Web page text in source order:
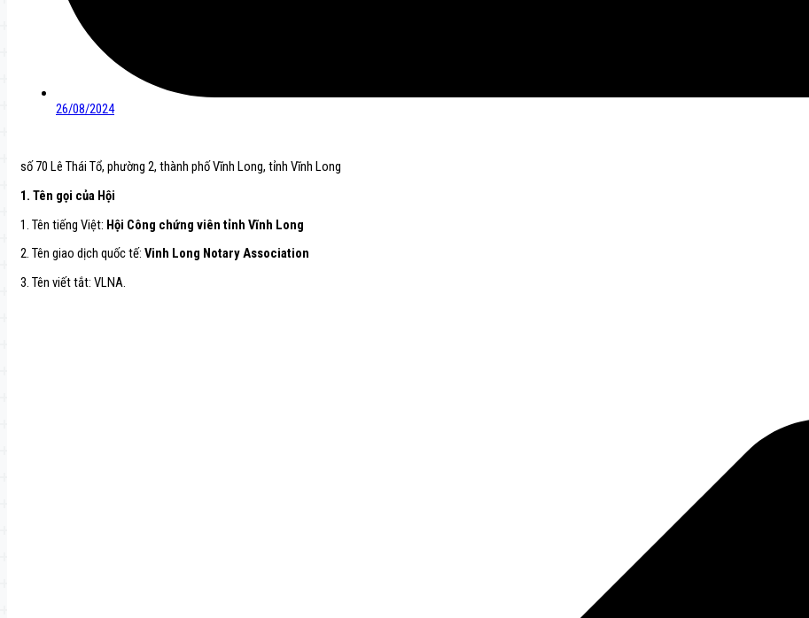
26/08/2024
số 70 Lê Thái Tổ, phường 2, thành phố Vĩnh Long, tỉnh Vĩnh Long
1. Tên gọi của Hội
1. Tên tiếng Việt: Hội Công chứng viên tỉnh Vĩnh Long
2. Tên giao dịch quốc tế: Vinh Long Notary Association
3. Tên viết tắt: VLNA.